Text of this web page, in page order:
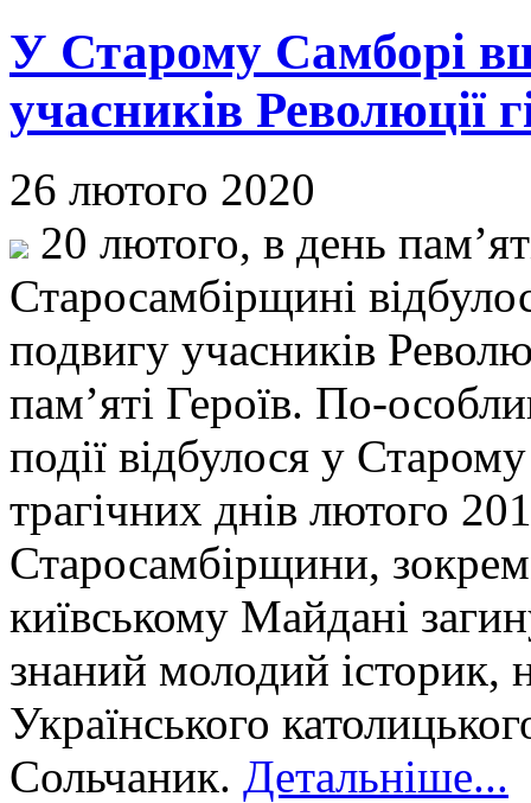
У Старому Самборі
учасників Революції
26 лютого 2020
20 лютого, в день
Старосамбірщині
подвигу учасників
пам’яті Героїв. По-
події відбулося у
трагічних днів лютого
Старосамбірщини,
київському Майдані
знаний молодий історик,
Українського
Сольчаник. Детальніше...